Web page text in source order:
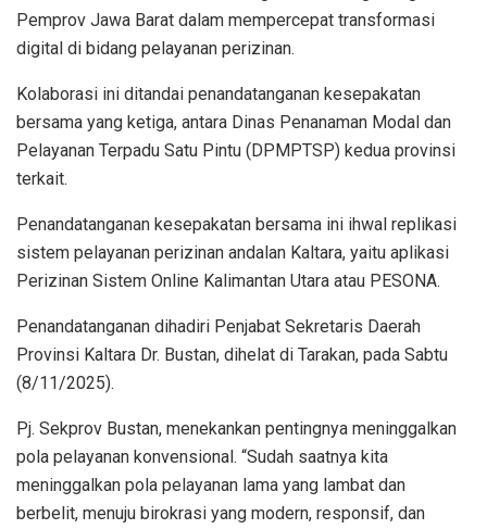
Pemprov Jawa Barat dalam mempercepat transformasi
digital di bidang pelayanan perizinan.
Kolaborasi ini ditandai penandatanganan kesepakatan
bersama yang ketiga, antara Dinas Penanaman Modal dan
Pelayanan Terpadu Satu Pintu (DPMPTSP) kedua provinsi
terkait.
Penandatanganan kesepakatan bersama ini ihwal replikasi
sistem pelayanan perizinan andalan Kaltara, yaitu aplikasi
Perizinan Sistem Online Kalimantan Utara atau PESONA.
Penandatanganan dihadiri Penjabat Sekretaris Daerah
Provinsi Kaltara Dr. Bustan, dihelat di Tarakan, pada Sabtu
(8/11/2025).
Pj. Sekprov Bustan, menekankan pentingnya meninggalkan
pola pelayanan konvensional. “Sudah saatnya kita
meninggalkan pola pelayanan lama yang lambat dan
berbelit, menuju birokrasi yang modern, responsif, dan